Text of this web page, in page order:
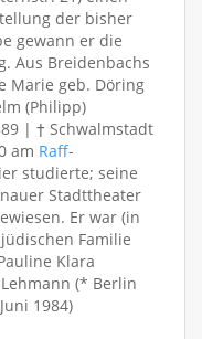
der bisher
gewann er die
Aus Breidenbachs
Marie geb. Döring
(Philipp)
| † Schwalmstadt
am Raff-
studierte; seine
Stadttheater
Er war (in
Familie
Klara
(* Berlin
1984)